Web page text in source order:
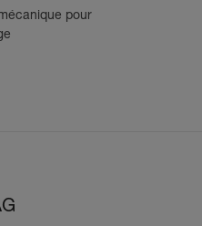
pour